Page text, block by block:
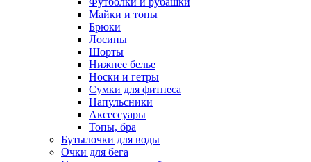
Майки и топы
Брюки
Лосины
Шорты
Нижнее белье
Носки и гетры
Сумки для фитнеса
Напульсники
Аксессуары
Топы, бра
Бутылочки для воды
Очки для бега